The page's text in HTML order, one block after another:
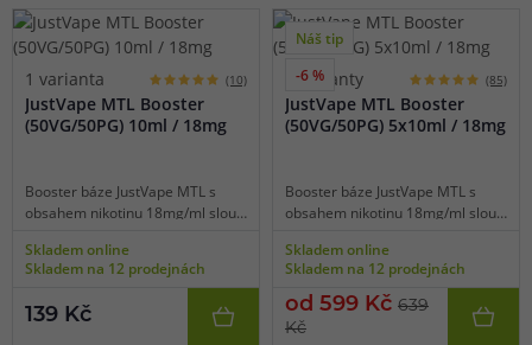
pro přímý potah do plic (DL).
pro přímý potah do plic (DL).
1 varianta (10)
JustVape MTL Booster
(50VG/50PG) 10ml / 18mg
Booster báze JustVape MTL s
obsahem nikotinu 18mg/ml slouží
báze k namíchání přesné
požadované koncentrace. Poměr
tomu lze bázi použít ve všech
Skladem online
Skladem na 12 prodejnách
139 Kč
Náš tip
-6 %
2 varianty (85)
JustVape MTL Booster
(50VG/50PG) 5x10ml / 18mg
Booster báze JustVape MTL s
obsahem nikotinu 18mg/ml slouží
báze k namíchání přesné
požadované koncentrace. Poměr
látek PG / VG je 50% / 50%, díky
tomu lze bázi použít ve všech
Skladem online
Skladem na 12 prodejnách
od 599 Kč 639
Kč